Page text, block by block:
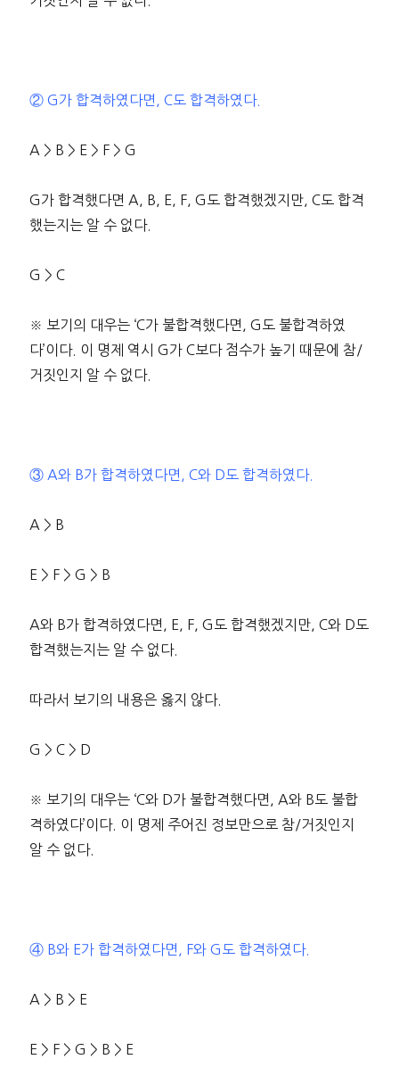
② G가 합격하였다면, C도 합격하였다.
A > B > E > F > G
G가 합격했다면 A, B, E, F, G도 합격했겠지만, C도 합격
했는지는 알 수 없다.
G > C
※ 보기의 대우는 ‘C가 불합격했다면, G도 불합격하였
다’이다. 이 명제 역시 G가 C보다 점수가 높기 때문에 참/
거짓인지 알 수 없다.
③ A와 B가 합격하였다면, C와 D도 합격하였다.
A > B
E > F > G > B
A와 B가 합격하였다면, E, F, G도 합격했겠지만, C와 D도
합격했는지는 알 수 없다.
따라서 보기의 내용은 옳지 않다.
G > C > D
※ 보기의 대우는 ‘C와 D가 불합격했다면, A와 B도 불합
격하였다’이다. 이 명제 주어진 정보만으로 참/거짓인지
알 수 없다.
④ B와 E가 합격하였다면, F와 G도 합격하였다.
A > B > E
E > F > G > B > E